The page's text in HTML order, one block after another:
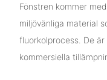
Fönstren kommer
miljövänliga material
fluorkolprocess. De
kommersiella